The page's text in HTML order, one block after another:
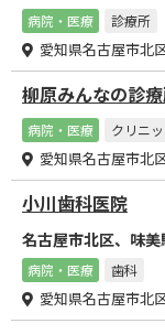
病院・医療 診療所
愛知県名古屋市北
柳原みんなの診
病院・医療
クリニ
愛知県名古屋市北
小川歯科医院
名古屋市北区、味
病院・医療 歯科
愛知県名古屋市北